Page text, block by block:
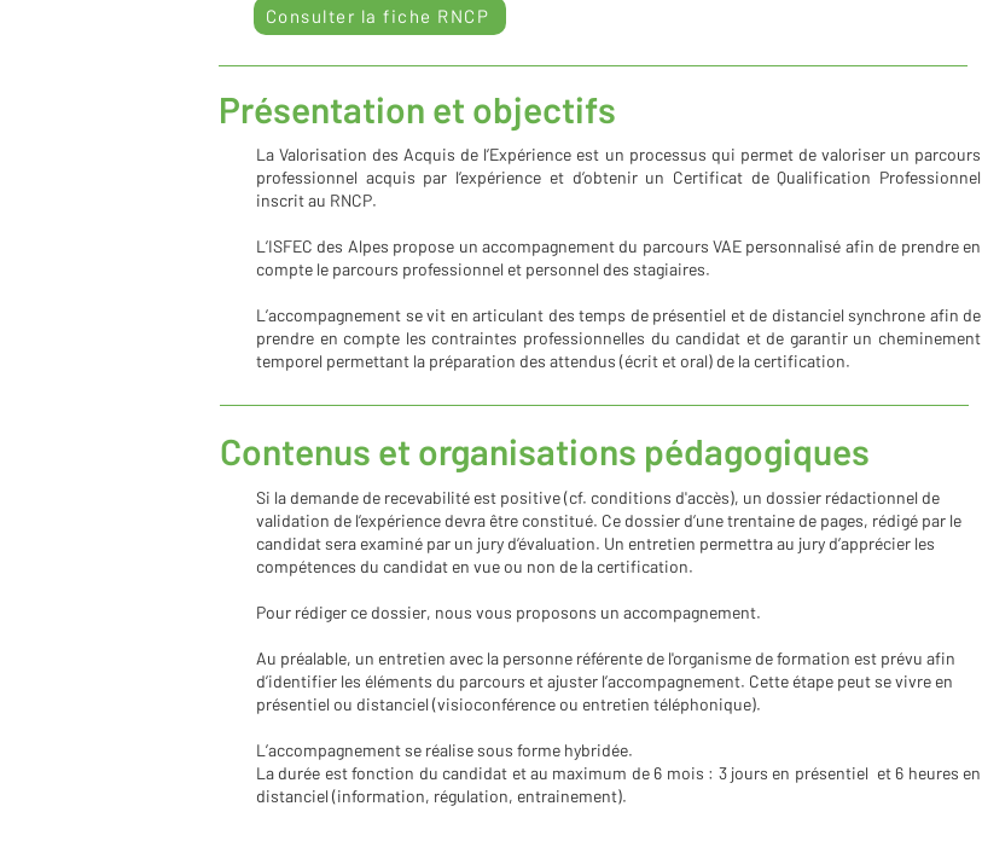
Consulter la fiche RNCP
Présentation et objectifs
La Valorisation des Acquis de l’Expérience est un processus qui permet de valoriser un parcours
professionnel acquis par l’expérience et d’obtenir un Certificat de Qualification Professionnel
inscrit au RNCP.
L’ISFEC des Alpes propose un accompagnement du parcours VAE personnalisé afin de prendre en
compte le parcours professionnel et personnel des stagiaires.
L’accompagnement se vit en articulant des temps de présentiel et de distanciel synchrone afin de
prendre en compte les contraintes professionnelles du candidat et de garantir un cheminement
temporel permettant la préparation des attendus (écrit et oral) de la certification.
Contenus et organisations pédagogiques
Si la demande de recevabilité est positive (cf. conditions d'accès), un dossier rédactionnel de
validation de l’expérience devra être constitué. Ce dossier d’une trentaine de pages, rédigé par le
candidat sera examiné par un jury d’évaluation. Un entretien permettra au jury d’apprécier les
compétences du candidat en vue ou non de la certification.
Pour rédiger ce dossier, nous vous proposons un accompagnement.
Au préalable, un entretien avec la personne référente de l'organisme de formation est prévu afin
d’identifier les éléments du parcours et ajuster l’accompagnement. Cette étape peut se vivre en
présentiel ou distanciel (visioconférence ou entretien téléphonique).
L’accompagnement se réalise sous forme hybridée.
La durée est fonction du candidat et au maximum de 6 mois : 3 jours en présentiel et 6 heures en
distanciel (information, régulation, entrainement).